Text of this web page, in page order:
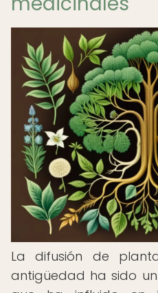
La difusión de
antigüedad ha sido